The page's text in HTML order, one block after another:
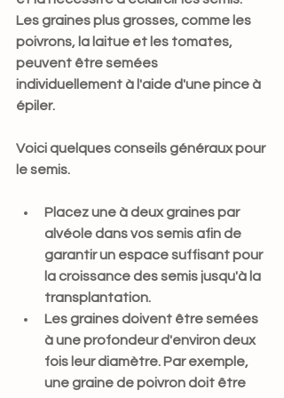
Les graines plus grosses, comme les
poivrons, la laitue et les tomates,
peuvent être semées
individuellement à l'aide d'une pince à
épiler.
Voici quelques conseils généraux pour
le semis.
Placez une à deux graines par
alvéole dans vos semis afin de
garantir un espace suffisant pour
la croissance des semis jusqu'à la
transplantation.
Les graines doivent être semées
à une profondeur d'environ deux
fois leur diamètre. Par exemple,
une graine de poivron doit être